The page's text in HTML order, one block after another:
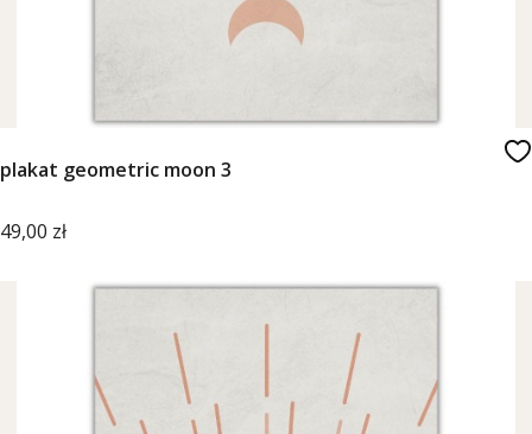
plakat geometric moon 3
Cena
49,00 zł